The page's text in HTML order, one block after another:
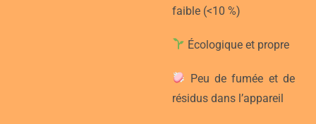
faible (<10 %)
Écologique et propre
Peu de fumée et de
résidus dans l’appareil